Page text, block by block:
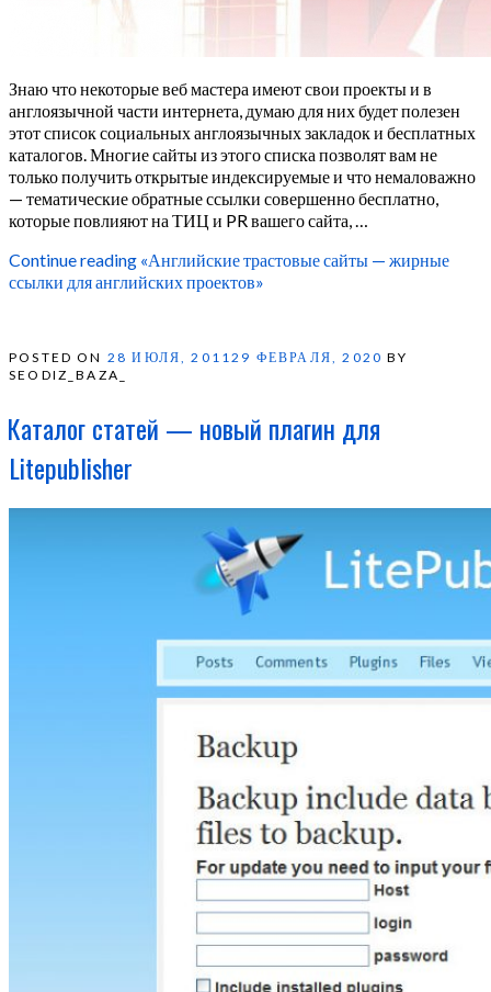
Знаю что некоторые веб мастера имеют свои проекты и в
англоязычной части интернета, думаю для них будет полезен
этот список социальных англоязычных закладок и бесплатных
каталогов. Многие сайты из этого списка позволят вам не
только получить открытые индексируемые и что немаловажно
— тематические обратные ссылки совершенно бесплатно,
которые повлияют на ТИЦ и PR вашего сайта, …
Continue reading «Английские трастовые сайты — жирные
ссылки для английских проектов»
POSTED ON 28 ИЮЛЯ, 201129 ФЕВРАЛЯ, 2020 BY
SEODIZ_BAZA_
Каталог статей — новый плагин для
Litepublisher